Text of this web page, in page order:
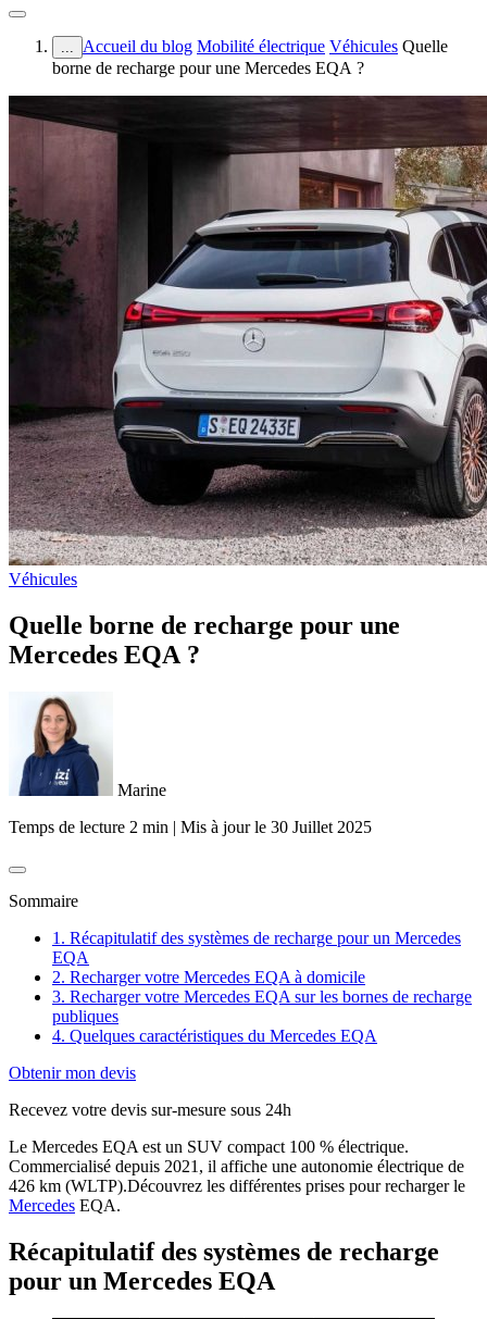
... Accueil du blog Mobilité électrique Véhicules Quelle
borne de recharge pour une Mercedes EQA ?
Véhicules
Quelle borne de recharge pour une
Mercedes EQA ?
Marine
Temps de lecture 2 min | Mis à jour le 30 Juillet 2025
Sommaire
1. ​Récapitulatif des systèmes de recharge pour un Mercedes
EQA
2. ​Recharger votre Mercedes EQA à domicile
3. ​Recharger votre Mercedes EQA sur les bornes de recharge
publiques
4. ​Quelques caractéristiques du Mercedes EQA
Obtenir mon devis
Recevez votre devis sur-mesure sous 24h
Le Mercedes EQA est un SUV compact 100 % électrique.
Commercialisé depuis 2021, il affiche une autonomie électrique de
426 km (WLTP).Découvrez les différentes prises pour recharger le
Mercedes EQA.
​Récapitulatif des systèmes de recharge
pour un Mercedes EQA